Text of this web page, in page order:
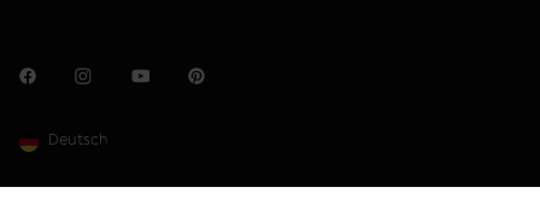
PRODUKTINFO
Deutsch